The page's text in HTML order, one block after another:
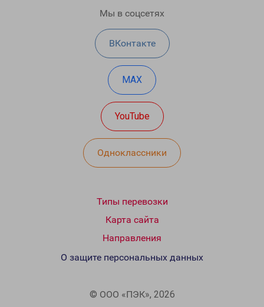
Мы в соцсетях
ВКонтакте
MAX
YouTube
Одноклассники
Типы перевозки
Карта сайта
Направления
© ООО «ПЭК», 2026
О защите персональных данных